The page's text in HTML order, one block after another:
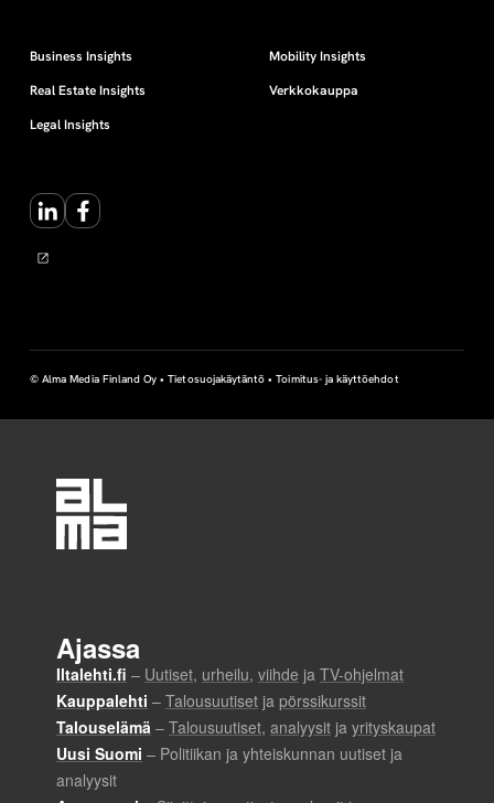
i
k
k
a
Business Insights
Real Estate Insights
Legal Insights
Mobility Insights
Verkkokauppa
LinkedInFacebook
© Alma Media Finland Oy •Tietosuojakäytäntö •Toimitus- ja käyttöehdot